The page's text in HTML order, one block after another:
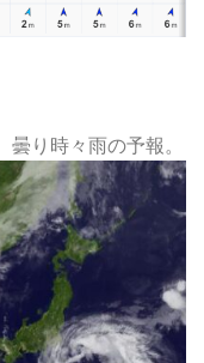
り時々雨の予報。